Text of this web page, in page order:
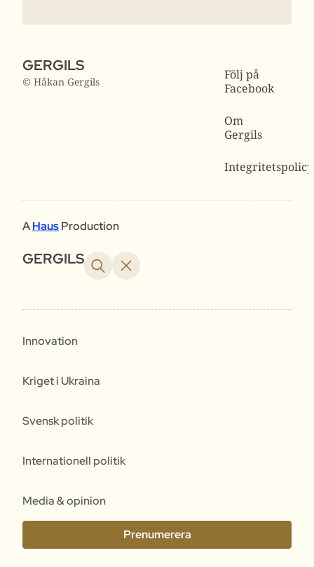
GERGILS
© Håkan Gergils
Följ på
Facebook
Om
Gergils
Integritetspolicy
AHausProduction
GERGILS
Innovation
Kriget i Ukraina
Svensk politik
Internationell politik
Media & opinion
Prenumerera